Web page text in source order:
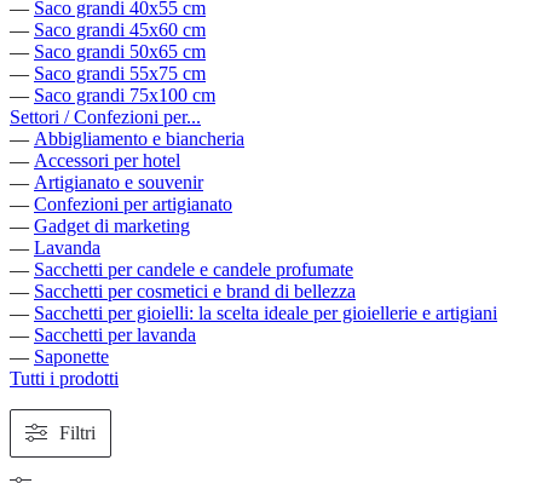
— Saco grandi 40x55 cm
— Saco grandi 45x60 cm
— Saco grandi 50x65 cm
— Saco grandi 55x75 cm
— Saco grandi 75x100 cm
Settori / Confezioni per...
— Abbigliamento e biancheria
— Accessori per hotel
— Artigianato e souvenir
— Confezioni per artigianato
— Gadget di marketing
— Lavanda
— Sacchetti per candele e candele profumate
— Sacchetti per cosmetici e brand di bellezza
— Sacchetti per gioielli: la scelta ideale per gioiellerie e artigiani
— Sacchetti per lavanda
— Saponette
Tutti i prodotti
Filtri